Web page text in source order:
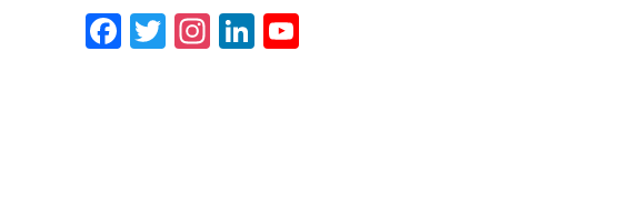
Facebook
Twitter
Instagram
LinkedIn